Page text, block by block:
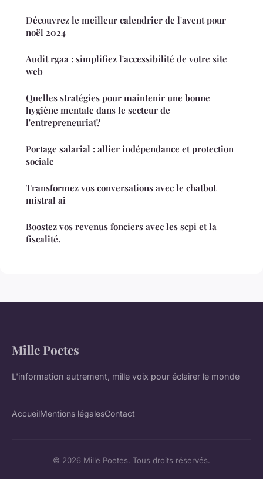
Découvrez le meilleur calendrier de l'avent pour
noël 2024
Audit rgaa : simplifiez l'accessibilité de votre site
web
Quelles stratégies pour maintenir une bonne
hygiène mentale dans le secteur de
l'entrepreneuriat?
Portage salarial : allier indépendance et protection
sociale
Transformez vos conversations avec le chatbot
mistral ai
Boostez vos revenus fonciers avec les scpi et la
fiscalité.
Mille Poetes
L'information autrement, mille voix pour éclairer le monde
AccueilMentions légalesContact
© 2026 Mille Poetes. Tous droits réservés.